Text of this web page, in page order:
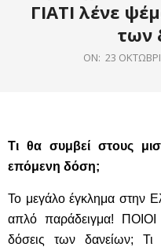
ΓΙΑΤΙ λένε
των
ON: 23
Τι θα συμβεί στους
επόμενη δόση;
Το μεγάλο έγκλημα στην
απλό παράδειγμα! ΠΟΙΟΙ
δόσεις των δανείων;